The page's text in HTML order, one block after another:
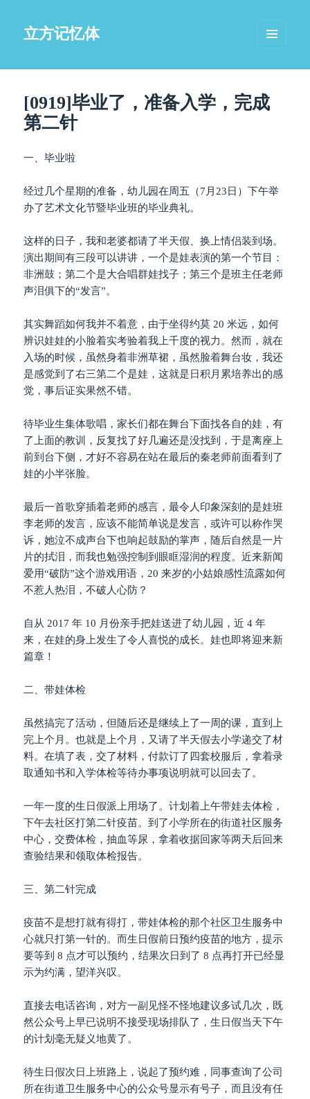
立方记忆体
[0919]毕业了，准备入学，完成
第二针
一、毕业啦
经过几个星期的准备，幼儿园在周五（7月23日）下午举
办了艺术文化节暨毕业班的毕业典礼。
这样的日子，我和老婆都请了半天假、换上情侣装到场。
演出期间有三段可以讲讲，一个是娃表演的第一个节目：
非洲鼓；第二个是大合唱群娃找子；第三个是班主任老师
声泪俱下的“发言”。
其实舞蹈如何我并不着意，由于坐得约莫 20 米远，如何
辨识娃娃的小脸着实考验着我上千度的视力。然而，就在
入场的时候，虽然身着非洲草裙，虽然脸着舞台妆，我还
是感觉到了右三第二个是娃，这就是日积月累培养出的感
觉，事后证实果然不错。
待毕业生集体歌唱，家长们都在舞台下面找各自的娃，有
了上面的教训，反复找了好几遍还是没找到，于是离座上
前到台下侧，才好不容易在站在最后的秦老师前面看到了
娃的小半张脸。
最后一首歌穿插着老师的感言，最令人印象深刻的是娃班
李老师的发言，应该不能简单说是发言，或许可以称作哭
诉，她泣不成声台下也响起鼓励的掌声，随后自然是一片
片的拭泪，而我也勉强控制到眼眶湿润的程度。近来新闻
爱用“破防”这个游戏用语，20 来岁的小姑娘感性流露如何
不惹人热泪，不破人心防？
自从 2017 年 10 月份亲手把娃送进了幼儿园，近 4 年
来，在娃的身上发生了令人喜悦的成长。娃也即将迎来新
篇章！
二、带娃体检
虽然搞完了活动，但随后还是继续上了一周的课，直到上
完上个月。也就是上个月，又请了半天假去小学递交了材
料。在填了表，交了材料，付款订了四套校服后，拿着录
取通知书和入学体检等待办事项说明就可以回去了。
一年一度的生日假派上用场了。计划着上午带娃去体检，
下午去社区打第二针疫苗。到了小学所在的街道社区服务
中心，交费体检，抽血等尿，拿着收据回家等两天后回来
查验结果和领取体检报告。
三、第二针完成
疫苗不是想打就有得打，带娃体检的那个社区卫生服务中
心就只打第一针的。而生日假前日预约疫苗的地方，提示
要等到 8 点才可以预约，结果次日到了 8 点再打开已经显
示为约满，望洋兴叹。
直接去电话咨询，对方一副见怪不怪地建议多试几次，既
然公众号上早已说明不接受现场排队了，生日假当天下午
的计划毫无疑义地黄了。
待生日假次日上班路上，说起了预约难，同事查询了公司
所在街道卫生服务中心的公众号显示有号子，而且没有任